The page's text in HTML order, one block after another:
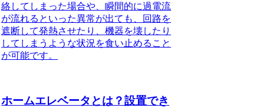
絡してしまった場合や、瞬間的に過電流
が流れるといった異常が出ても、回路を
遮断して発熱させたり、機器を壊したり
してしまうような状況を食い止めること
が可能です。
ホームエレベータとは？設置でき